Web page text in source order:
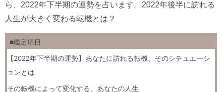
ら、2022年下半期の運勢を占います。2022年後半に訪れる
人生が大きく変わる転機とは？
■鑑定項目
【2022年下半期の運勢】あなたに訪れる転機、そのシチュエーシ
ョンとは
その転機によって変化する、あなたの人生